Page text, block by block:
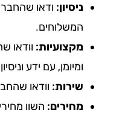
ניסיון:ודאו שהחברה
המשלוחים.
מקצועיות:וודאו
ומיומן, עם ידע וניסיון
שירות:וודאו שהחברה
מחירים:השוו מחירים